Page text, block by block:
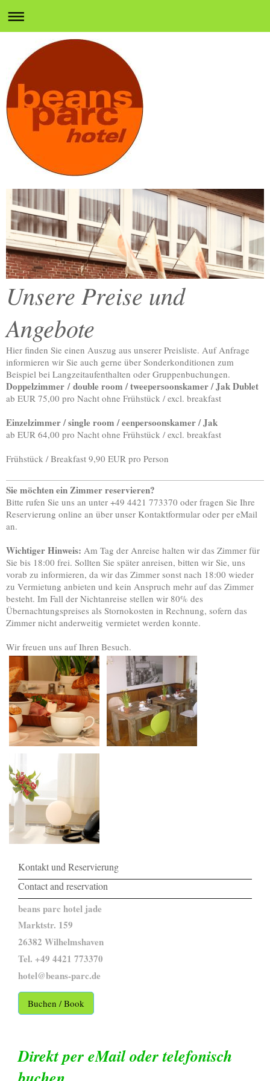
Unsere Preise und
Angebote
Hier finden Sie einen Auszug aus unserer Preisliste. Auf Anfrage
informieren wir Sie auch gerne über Sonderkonditionen zum
Beispiel bei Langzeitaufenthalten oder Gruppenbuchungen.
Doppelzimmer / double room / tweepersoonskamer / Jak Dublet
ab EUR 75,00 pro Nacht ohne Frühstück / excl. breakfast
Einzelzimmer / single room / eenpersoonskamer / Jak
ab EUR 64,00 pro Nacht ohne Frühstück / excl. breakfast
Frühstück / Breakfast 9,90 EUR pro Person
Sie möchten ein Zimmer reservieren?
Bitte rufen Sie uns an unter +49 4421 773370 oder fragen Sie Ihre
Reservierung online an über unser Kontaktformular oder per eMail
an.
Wichtiger Hinweis: Am Tag der Anreise halten wir das Zimmer für
Sie bis 18:00 frei. Sollten Sie später anreisen, bitten wir Sie, uns
vorab zu informieren, da wir das Zimmer sonst nach 18:00 wieder
zu Vermietung anbieten und kein Anspruch mehr auf das Zimmer
besteht. Im Fall der Nichtanreise stellen wir 80% des
Übernachtungspreises als Stornokosten in Rechnung, sofern das
Zimmer nicht anderweitig vermietet werden konnte.
Wir freuen uns auf Ihren Besuch.
Kontakt und Reservierung
Contact and reservation
beans parc hotel jade
Marktstr. 159
26382 Wilhelmshaven
Tel. +49 4421 773370
hotel@beans-parc.de
Buchen / Book
Direkt per eMail oder telefonisch